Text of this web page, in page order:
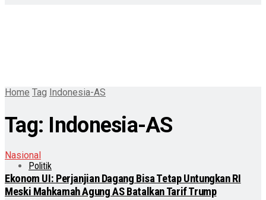
Politik
Home Tag Indonesia-AS
Tag: Indonesia-AS
Nasional
Ekonom UI: Perjanjian Dagang Bisa Tetap Untungkan RI
Meski Mahkamah Agung AS Batalkan Tarif Trump